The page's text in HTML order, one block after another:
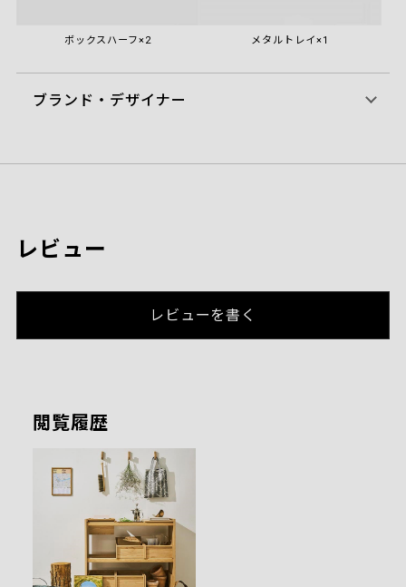
ボックスハーフ×2 メタルトレイ×1
ブランド・デザイナー
レビュー
レビューを書く
閲覧履歴